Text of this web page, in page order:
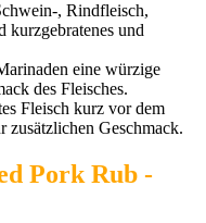
, Rindfleisch,
kurzgebratenes und
eine würzige
des Fleisches.
Fleisch kurz vor dem
zusätzlichen Geschmack.
Pork Rub -